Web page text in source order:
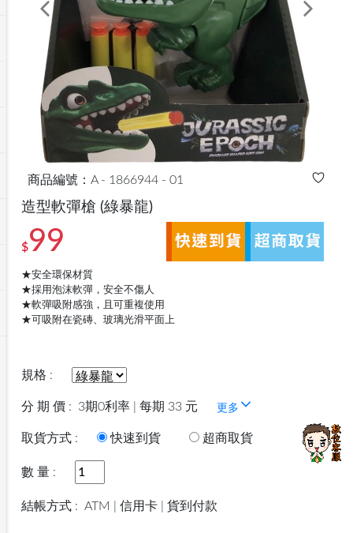
箱購飲料
Previous Next
商品編號：A - 1866944 - 01
造型軟彈槍 (綠暴龍)
$99
★安全環保材質
★採用泡沫軟彈，安全不傷人
★軟彈吸附感強，且可重複使用
★可吸附在瓷磚、玻璃光滑平面上
規格 :
分 期 價 : 3期0利率 | 每期 33 元 更多
取貨方式 : 快速到貨 超商取貨
數 量 :
結帳方式 : ATM | 信用卡 | 貨到付款